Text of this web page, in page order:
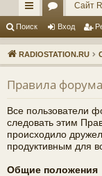
с
ы
лк
и
ор
ум
ы
Сайт
Поиск Вход Р
RADIOSTATION.RU
Правила форума
Все пользователи
следовать этим
происходило
продуктивным для
Общие положения